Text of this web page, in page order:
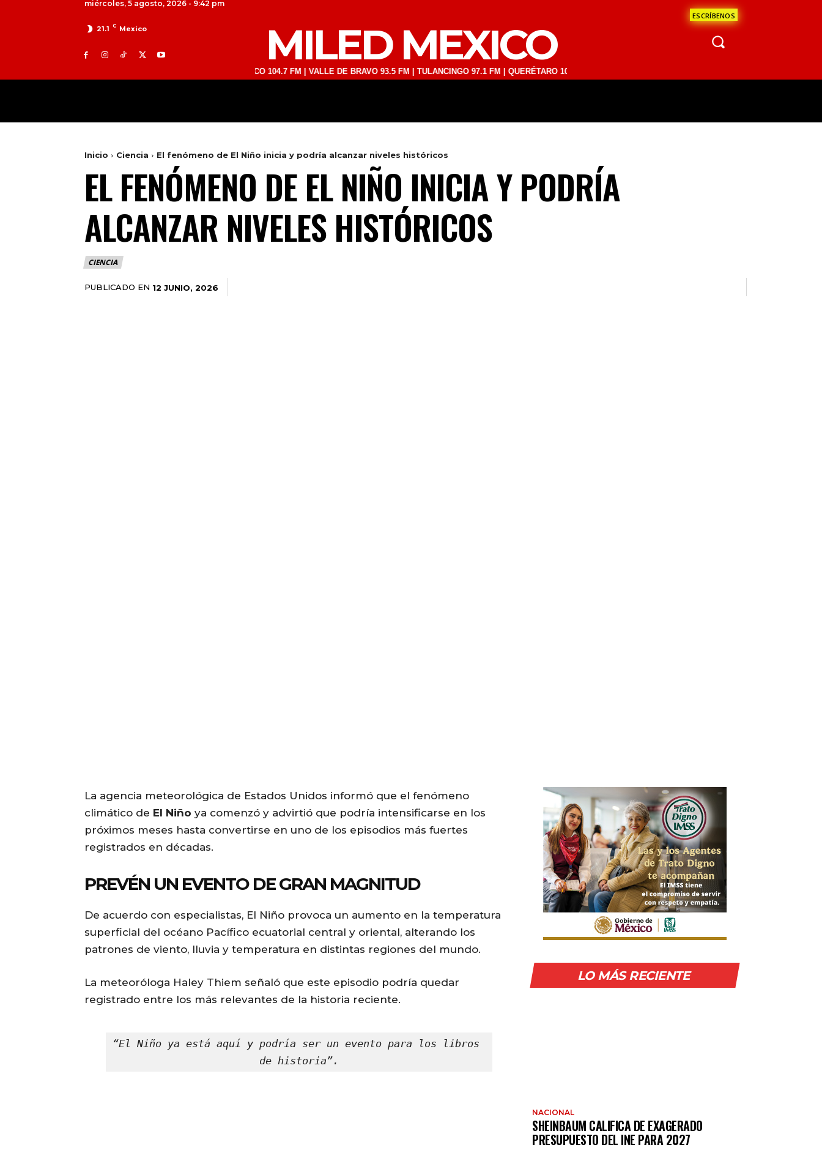
miércoles, 5 agosto, 2026 - 9:42 pm
ESCRÍBENOS
21.1 C Mexico MILED MEXICO
TOLUCA 98.9 FM | ATLACOMULCO 104.7 FM | VALLE DE BRAVO 93.5 FM | TULANCINGO 97.1 FM | QUERÉTARO 103.1 FM | SAN JUAN DEL RÍO 93.1 FM | GUADALAJARA 1510 AM | LA
Inicio Ciencia El fenómeno de El Niño inicia y podría alcanzar niveles históricos
EL FENÓMENO DE EL NIÑO INICIA Y PODRÍA
ALCANZAR NIVELES HISTÓRICOS
CIENCIA
PUBLICADO EN 12 JUNIO, 2026
La agencia meteorológica de Estados Unidos informó que el fenómeno
climático de El Niño ya comenzó y advirtió que podría intensificarse en los
próximos meses hasta convertirse en uno de los episodios más fuertes
registrados en décadas.
PREVÉN UN EVENTO DE GRAN MAGNITUD
De acuerdo con especialistas, El Niño provoca un aumento en la temperatura
superficial del océano Pacífico ecuatorial central y oriental, alterando los
patrones de viento, lluvia y temperatura en distintas regiones del mundo.
La meteoróloga Haley Thiem señaló que este episodio podría quedar
registrado entre los más relevantes de la historia reciente.
“El Niño ya está aquí y podría ser un evento para los libros
de historia”.
LO MÁS RECIENTE
NACIONAL
SHEINBAUM CALIFICA DE EXAGERADO
PRESUPUESTO DEL INE PARA 2027